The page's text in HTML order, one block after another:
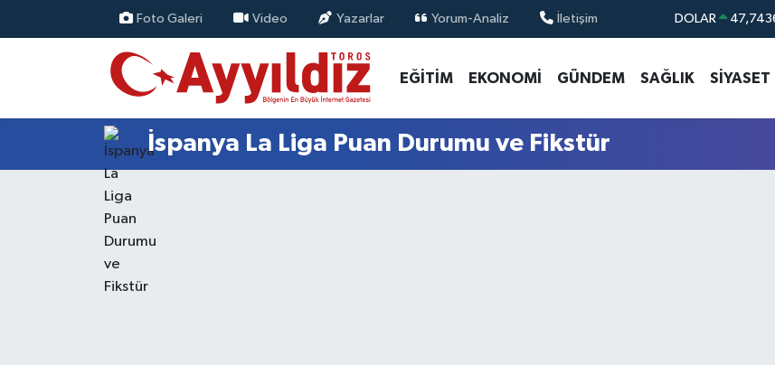
Foto Galeri Video Yazarlar Yorum-Analiz İletişim DOLAR
STERLİN 64,4811
GRAM ALTIN
EĞİTİM EKONOMİ GÜNDEM SAĞLIK SİYASET
İspanya La Liga Puan Durumu ve Fikstür